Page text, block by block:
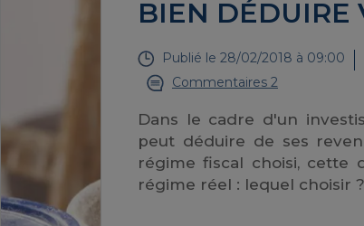
BIEN DÉDUIRE
Publié le 28/02/2018 à 09:00
Commentaires 2
Dans le cadre d'un
peut déduire de ses
régime fiscal choisi, cette
régime réel : lequel choisir